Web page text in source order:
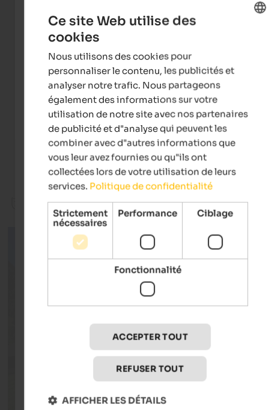
Apartments in Gröden
Hébergements sélectionnésà Val
Culture Bike Family Hiking &
Ce site Web utilise des
cookies
Nous utilisons des cookies pour
personnaliser le contenu, les publicités et
analyser notre trafic. Nous partageons
également des informations sur votre
utilisation de notre site avec nos partenaires
de publicité et d"analyse qui peuvent les
combiner avec d"autres informations que
vous leur avez fournies ou qu"ils ont
collectées lors de votre utilisation de leurs
services. Politique de confidentialité
Strictement
nécessaires
Performance Ciblage
Fonctionnalité
ACCEPTER TOUT
REFUSER TOUT
AFFICHER LES DÉTAILS